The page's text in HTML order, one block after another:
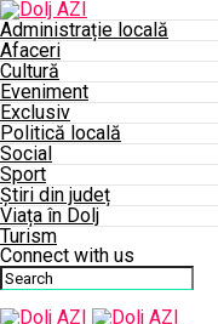
Administrație locală
Afaceri
Cultură
Eveniment
Exclusiv
Politică locală
Social
Sport
Știri din județ
Viața în Dolj
Turism
Connect with us